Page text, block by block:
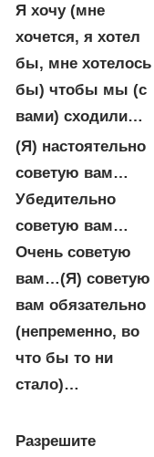
Я хочу (мне
хочется, я хотел
бы, мне хотелось
бы) чтобы мы (с
вами) сходили…
(Я) настоятельно
советую вам…
Убедительно
советую вам…
Очень советую
вам…(Я) советую
вам обязательно
(непременно, во
что бы то ни
стало)…
Разрешите